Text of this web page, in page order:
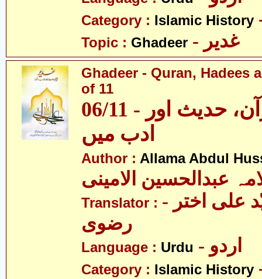
Category : Islamic History
Topic : Ghadeer - غدیر
Ghadeer - Quran, Hadees
of 11
06/11 - غدیر - قرآن، حدیث اور
ادب میں
Author : Allama Abdul
عبدالحسین الامینی
Translator : - مولانا سیّد علی اختر
رضوی
Language : Urdu - اردو
Category : Islamic History